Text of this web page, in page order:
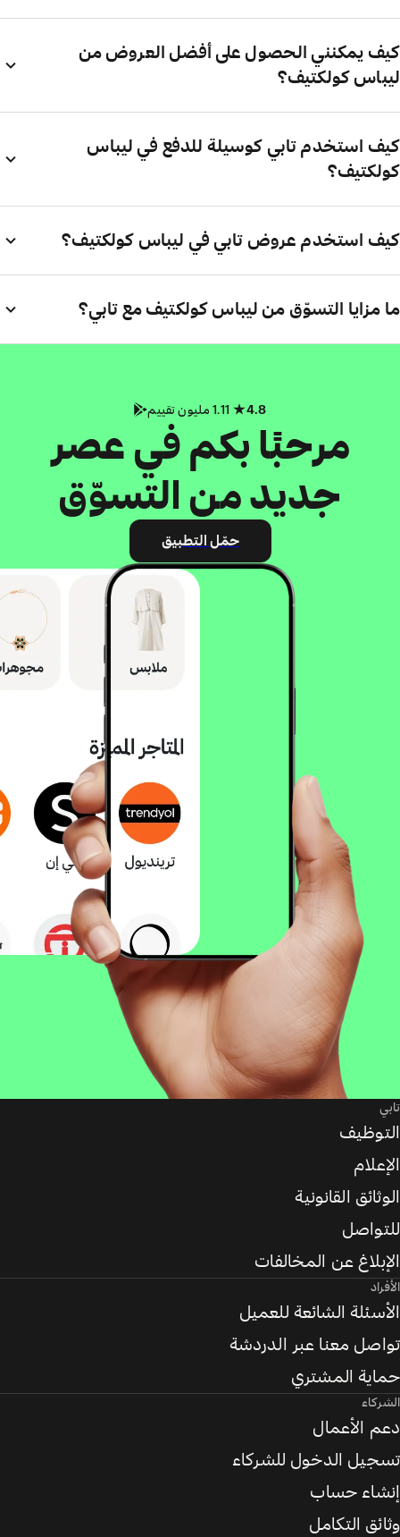
كيف يمكنني الحصول على أفضل العروض من
ليباس كولكتيف؟
كيف استخدم تابي كوسيلة للدفع في ليباس
كولكتيف؟
كيف استخدم عروض تابي في ليباس كولكتيف؟
ما مزايا التسوّق من ليباس كولكتيف مع تابي؟
4.8
مرحبًا بكم في عصر
جديد من التسوّق
حمّل التطبيق
تابي
التوظيف
الإعلام
الوثائق القانونية
للتواصل
الإبلاغ عن المخالفات
الأفراد
الأسئلة الشائعة للعميل
تواصل معنا عبر الدردشة
حماية المشتري
الشركاء
دعم الأعمال
تسجيل الدخول للشركاء
إنشاء حساب
وثائق التكامل